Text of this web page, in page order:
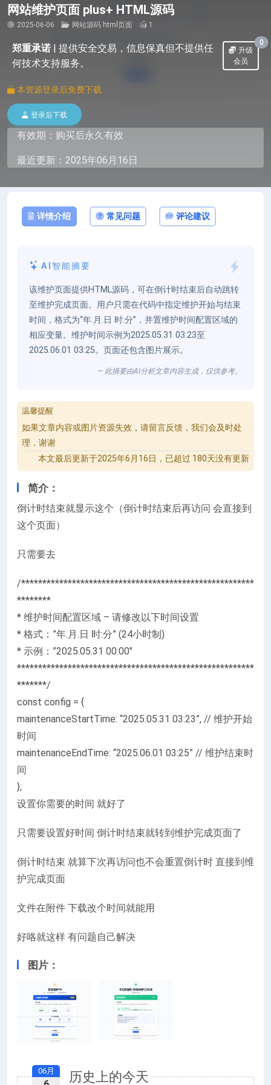
网站维护页面 plus+ HTML源码
2025-06-06 网站源码 html页面 1
郑重承诺 | 提供安全交易，信息保真但不提供任
何技术支持服务。
升级
会员
0
本资源登录后免费下载
登录后下载
有效期：购买后永久有效
最近更新：2025年06月16日
详情介绍 常见问题 评论建议
AI智能摘要
该维护页面提供HTML源码，可在倒计时结束后自动跳转
至维护完成页面。用户只需在代码中指定维护开始与结束
时间，格式为“年.月.日 时:分”，并置维护时间配置区域的
相应变量。维护时间示例为2025.05.31 03:23至
2025.06.01 03:25。页面还包含图片展示。
— 此摘要由AI分析文章内容生成，仅供参考。
温馨提醒
如果文章内容或图片资源失效，请留言反馈，我们会及时处
理，谢谢
本文最后更新于2025年6月16日，已超过 180天没有更新
简介：
倒计时结束就显示这个（倒计时结束后再访问 会直接到
这个页面）
只需要去
/*******************************************************
********
* 维护时间配置区域 – 请修改以下时间设置
* 格式：”年.月.日 时:分” (24小时制)
* 示例：”2025.05.31 00:00″
********************************************************
*******/
const config = {
maintenanceStartTime: “2025.05.31 03:23”, // 维护开始
时间
maintenanceEndTime: “2025.06.01 03:25” // 维护结束时
间
};
设置你需要的时间 就好了
只需要设置好时间 倒计时结束就转到维护完成页面了
倒计时结束 就算下次再访问也不会重置倒计时 直接到维
护完成页面
文件在附件 下载改个时间就能用
好咯就这样 有问题自己解决
图片：
历史上的今天
06月